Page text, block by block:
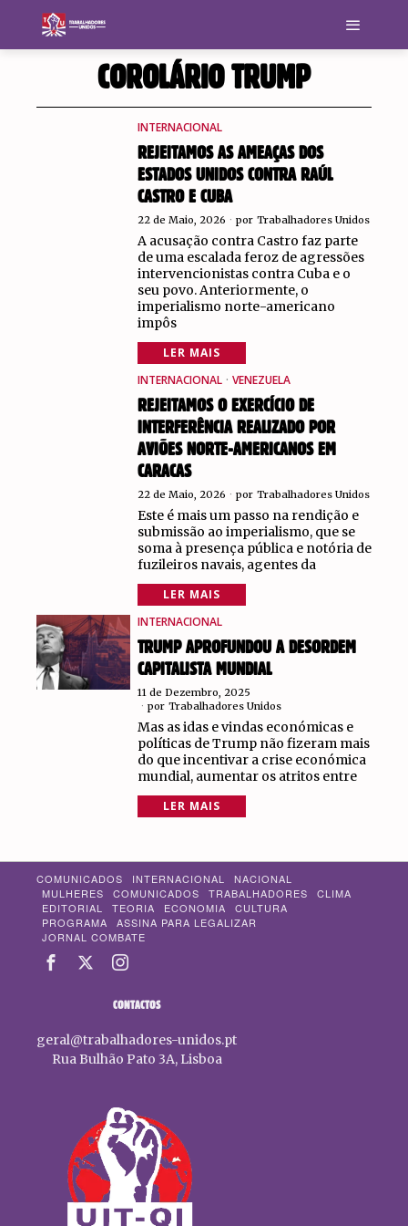
COROLÁRIO TRUMP
INTERNACIONAL
REJEITAMOS AS AMEAÇAS DOS
ESTADOS UNIDOS CONTRA RAÚL
CASTRO E CUBA
22 de Maio, 2026 por Trabalhadores Unidos
A acusação contra Castro faz parte
de uma escalada feroz de agressões
intervencionistas contra Cuba e o
seu povo. Anteriormente, o
imperialismo norte-americano
impôs
LER MAIS
INTERNACIONAL · VENEZUELA
REJEITAMOS O EXERCÍCIO DE
INTERFERÊNCIA REALIZADO POR
AVIÕES NORTE-AMERICANOS EM
CARACAS
22 de Maio, 2026 por Trabalhadores Unidos
Este é mais um passo na rendição e
submissão ao imperialismo, que se
soma à presença pública e notória de
fuzileiros navais, agentes da
LER MAIS
INTERNACIONAL
TRUMP APROFUNDOU A DESORDEM
CAPITALISTA MUNDIAL
11 de Dezembro, 2025
por Trabalhadores Unidos
Mas as idas e vindas económicas e
políticas de Trump não fizeram mais
do que incentivar a crise económica
mundial, aumentar os atritos entre
LER MAIS
COMUNICADOS INTERNACIONAL
NACIONAL
MULHERES
COMUNICADOS TRABALHADORES
CLIMA
EDITORIAL
TEORIA ECONOMIA
CULTURA
PROGRAMA
ASSINA PARA LEGALIZAR
JORNAL COMBATE
CONTACTOS
geral@trabalhadores-unidos.pt
Rua Bulhão Pato 3A, Lisboa